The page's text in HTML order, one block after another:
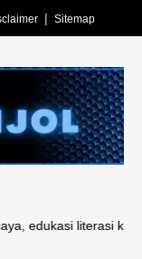
Sitemap
literasi keuangan,